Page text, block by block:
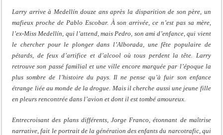
Larry arrive à Medellín douze ans après la disparition de son père, un
mafieux proche de Pablo Escobar. À son arrivée, ce n’est pas sa mère,
l’ex-Miss Medellín, qui l’attend, mais Pedro, son ami d’enfance, qui vient
le chercher pour le plonger dans l’Alborada, une fête populaire de
pétards, de feux d’artifice et d’alcool où tous perdent la tête. Larry
retrouve son passé familial et une ville encore marquée par l’époque la
plus sombre de l’histoire du pays. Il ne pense qu’à fuir son enfance
étrange liée au monde de la drogue. Mais il cherche aussi une jeune fille
en pleurs rencontrée dans l’avion et dont il est tombé amoureux.
Entrecroisant des plans différents, Jorge Franco, étonnant de maîtrise
narrative, fait le portrait de la génération des enfants du narcotrafic, qui